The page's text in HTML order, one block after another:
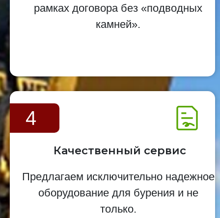
рамках договора без «подводных
камней».
4
Качественный сервис
Предлагаем исключительно надежное
оборудование для бурения и не
только.